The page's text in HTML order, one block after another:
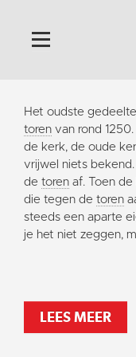
Home
Algemeen
Historie
Omgeving
Activiteiten
Steun ons
Het oudste
toren van rond
de kerk, de oude
vrijwel niets
de toren af. Toen
die tegen de toren
steeds een aparte
je het niet zeggen,
LEES MEER